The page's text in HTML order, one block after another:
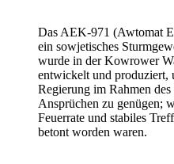
Das AEK-971 (Awtomat
ein sowjetisches
wurde in der Kowrower
entwickelt und produziert,
Regierung im Rahmen
Ansprüchen zu genügen;
Feuerrate und stabiles
betont worden waren.